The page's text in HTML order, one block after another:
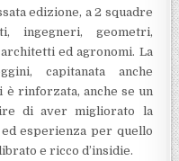
edizione, a 2 squadre
ingegneri, geometri,
ed agronomi. La
capitanata anche
è rinforzata, anche se un
di aver migliorato la
esperienza per quello
e ricco d’insidie.